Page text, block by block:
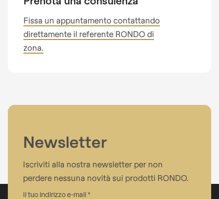
Fissa un appuntamento contattando
direttamente il referente RONDO di
zona.
Newsletter
Iscriviti alla nostra newsletter per non
perdere nessuna novità sui prodotti RONDO.
Il tuo indirizzo e-mail